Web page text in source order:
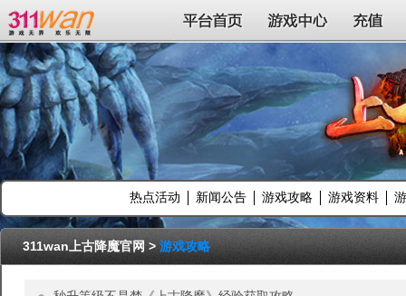
311wan平台 平台首页 游戏中心 充值
热点活动 新闻公告 游戏攻略 游戏资料
311wan上古降魔官网>游戏攻略